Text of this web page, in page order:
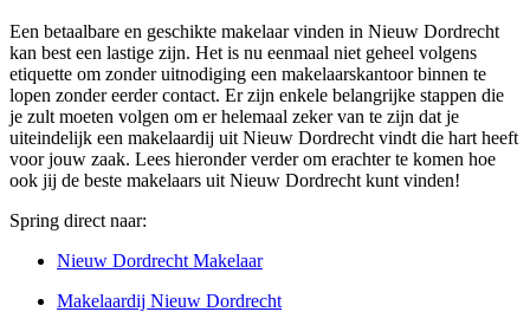
Een betaalbare en geschikte makelaar vinden in Nieuw Dordrecht
kan best een lastige zijn. Het is nu eenmaal niet geheel volgens
etiquette om zonder uitnodiging een makelaarskantoor binnen te
lopen zonder eerder contact. Er zijn enkele belangrijke stappen die
je zult moeten volgen om er helemaal zeker van te zijn dat je
uiteindelijk een makelaardij uit Nieuw Dordrecht vindt die hart heeft
voor jouw zaak. Lees hieronder verder om erachter te komen hoe
ook jij de beste makelaars uit Nieuw Dordrecht kunt vinden!
Spring direct naar:
Nieuw Dordrecht Makelaar
Makelaardij Nieuw Dordrecht